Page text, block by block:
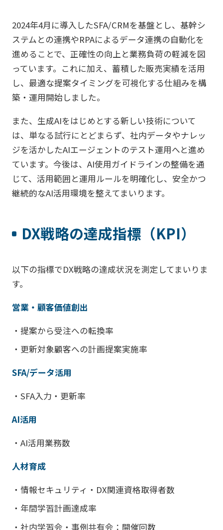
2024年4月に導入したSFA/CRMを基盤とし、基幹シ
ステムとの連携やRPAによるデータ連携の自動化を
進めることで、正確性の向上と業務負荷の軽減を図
っています。これに加え、蓄積した販売実績を活用
し、最適な提案タイミングを可視化する仕組みを構
築・運用開始しました。
また、生成AIをはじめとする新しい技術について
は、単なる試行にとどまらず、社内データやナレッ
ジを活かしたAIエージェントのテスト運用へと進め
ています。今後は、AI使用ガイドラインの整備を通
じて、活用範囲と運用ルールを明確化し、安全かつ
継続的なAI活用環境を整えてまいります。
DX戦略の達成指標（KPI）
以下の指標でDX戦略の達成状況を測定してまいりま
す。
営業・顧客価値創出
・提案から受注への転換率
・更新対象顧客への計画提案実施率
SFA/データ活用
・SFA入力・更新率
AI活用
・AI活用業務数
人材育成
・情報セキュリティ・DX関連資格取得者数
・年間学習計画達成率
・社内学習会・事例共有会：開催回数